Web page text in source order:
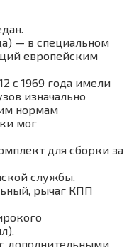
— в специальном
европейским
с 1969 года имели
изначально
нормам
мог
для сборки за
службы.
рычаг КПП
дополнительными